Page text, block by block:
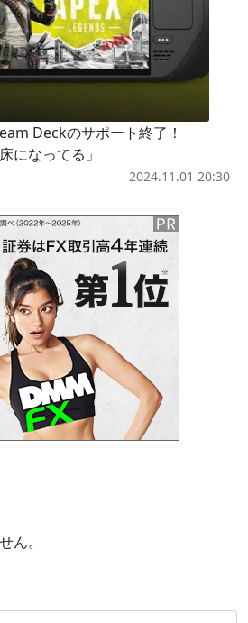
Deckのサポート終了！
になってる」
2024.11.01 20:30
ん。